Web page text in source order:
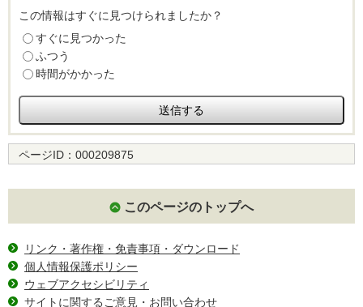
この情報はすぐに見つけられましたか？
すぐに見つかった
ふつう
時間がかかった
ページID： 000209875
このページのトップへ
リンク・著作権・免責事項・ダウンロード
個人情報保護ポリシー
ウェブアクセシビリティ
サイトに関するご意見・お問い合わせ